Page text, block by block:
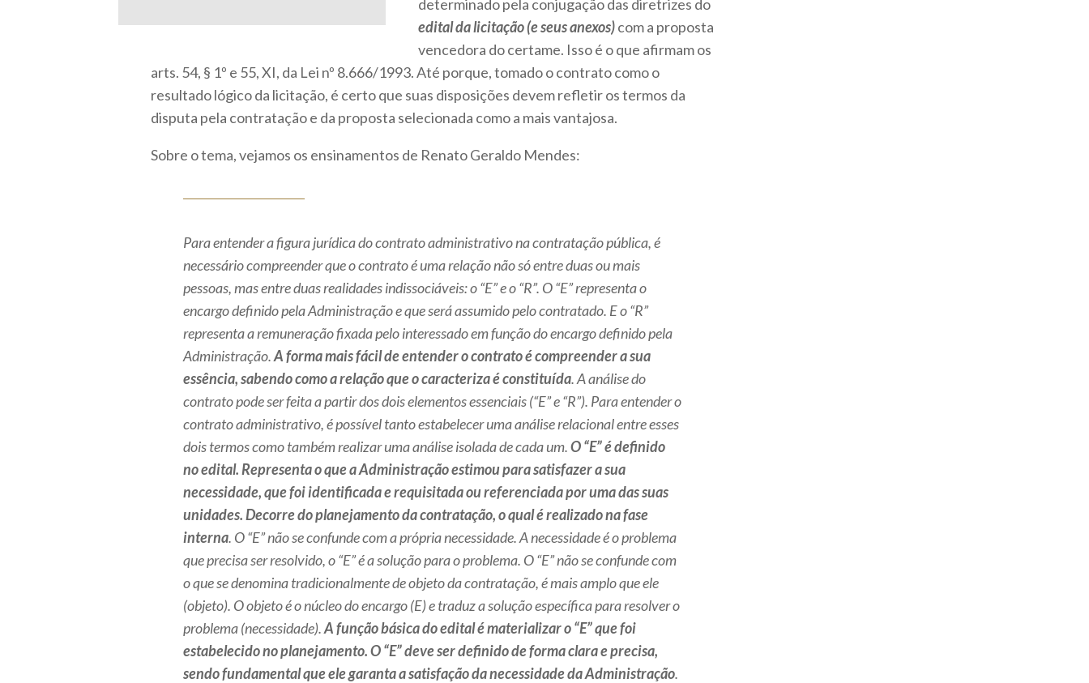
determinado pela conjugação das diretrizes do
edital da licitação (e seus anexos)com a proposta
vencedora do certame. Isso é o que afirmam os
arts. 54, § 1º e 55, XI, da Lei nº 8.666/1993. Até porque, tomado o contrato como o
resultado lógico da licitação, é certo que suas disposições devem refletir os termos da
disputa pela contratação e da proposta selecionada como a mais vantajosa.
Sobre o tema, vejamos os ensinamentos de Renato Geraldo Mendes:
Para entender a figura jurídica do contrato administrativo na contratação pública, é
necessário compreender que o contrato é uma relação não só entre duas ou mais
pessoas, mas entre duas realidades indissociáveis: o “E” e o “R”. O “E” representa o
encargo definido pela Administração e que será assumido pelo contratado. E o “R”
representa a remuneração fixada pelo interessado em função do encargo definido pela
Administração.A forma mais fácil de entender o contrato é compreender a sua
essência, sabendo como a relação que o caracteriza é constituída. A análise do
contrato pode ser feita a partir dos dois elementos essenciais (“E” e “R”). Para entender o
contrato administrativo, é possível tanto estabelecer uma análise relacional entre esses
dois termos como também realizar uma análise isolada de cada um.O “E” é definido
no edital. Representa o que a Administração estimou para satisfazer a sua
necessidade, que foi identificada e requisitada ou referenciada por uma das suas
unidades. Decorre do planejamento da contratação, o qual é realizado na fase
interna. O “E” não se confunde com a própria necessidade. A necessidade é o problema
que precisa ser resolvido, o “E” é a solução para o problema. O “E” não se confunde com
o que se denomina tradicionalmente de objeto da contratação, é mais amplo que ele
(objeto). O objeto é o núcleo do encargo (E) e traduz a solução específica para resolver o
problema (necessidade).A função básica do edital é materializar o “E” que foi
estabelecido no planejamento. O “E” deve ser definido de forma clara e precisa,
sendo fundamental que ele garanta a satisfação da necessidade da Administração.